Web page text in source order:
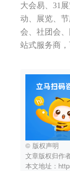
大会易、31
动、展览、
会、社团会
站式服务商，
© 版权声明
文章版权归作
本文地址：